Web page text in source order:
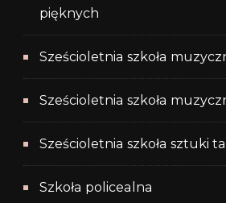
pięknych
Sześcioletnia szkoła
Sześcioletnia szkoła
Sześcioletnia szkoła sztuki
Szkoła policealna